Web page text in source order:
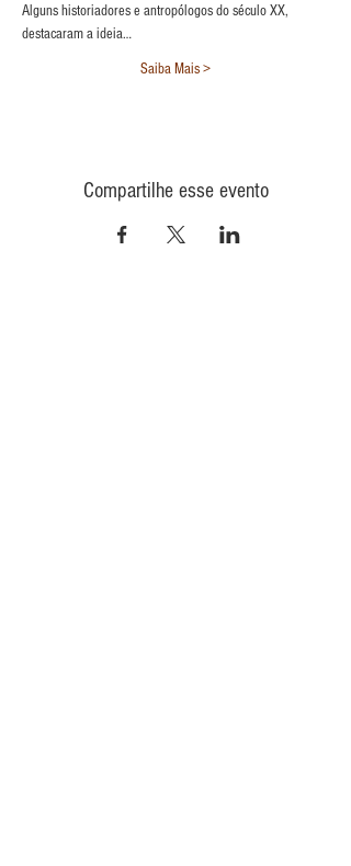
Alguns historiadores e antropólogos do século XX,
destacaram a ideia…
Saiba Mais >
Compartilhe esse evento